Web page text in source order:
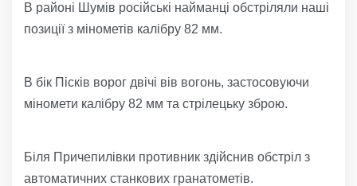
В районі Шумів російські найманці обстріляли наші
позиції з мінометів калібру 82 мм.
В бік Пісків ворог двічі вів вогонь, застосовуючи
міномети калібру 82 мм та стрілецьку зброю.
Біля Причепилівки противник здійснив обстріл з
автоматичних станкових гранатометів.